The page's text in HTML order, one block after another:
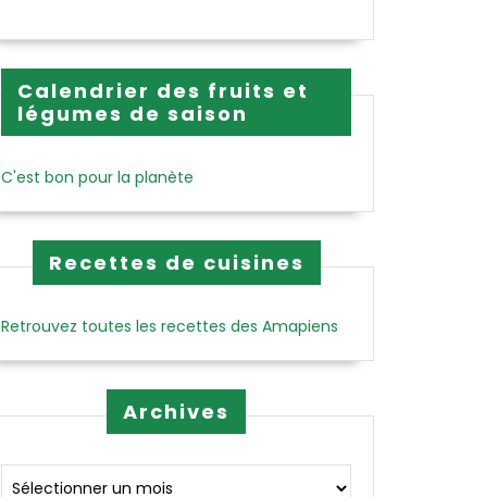
Calendrier des fruits et
légumes de saison
C'est bon pour la planète
Recettes de cuisines
Retrouvez toutes les recettes des Amapiens
Archives